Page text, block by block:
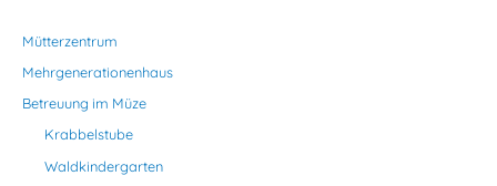
Mütterzentrum
Mehrgenerationenhaus
Betreuung im Müze
Krabbelstube
Waldkindergarten